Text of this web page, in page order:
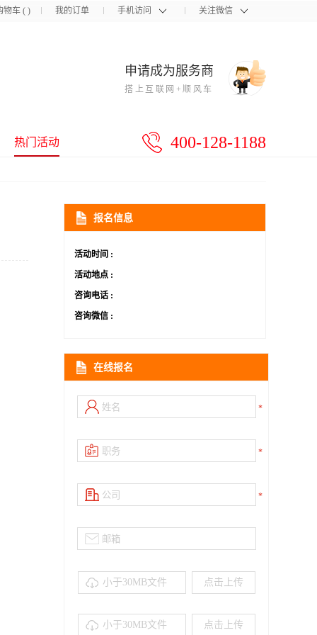
我的订单 手机访问 关注微信
物车 ( )
申请成为服务商
搭上互联网+顺风车
400-128-1188
热门活动
报名信息
活动时间 :
活动地点 :
咨询电话 :
咨询微信 :
在线报名
*
*
*
小于30MB文件
小于30MB文件